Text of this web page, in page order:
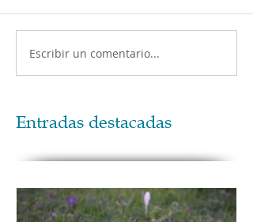
Escribir un comentario...
Entradas destacadas